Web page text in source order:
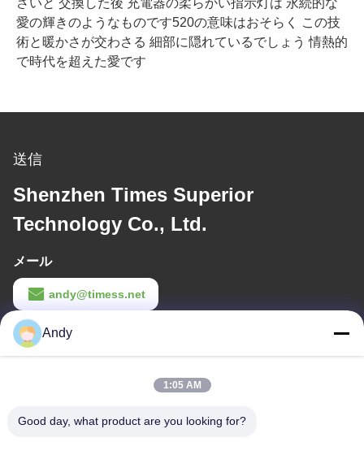
さいと 交換した後 充電器の柔らかい指示灯は 永続的な
愛の輝きのようなものです520の意味はおそらく この技
術と暖かさが交わさる 細部に隠れているでしょう 情熱的
で時代を超えた愛です
送信
Shenzhen Times Superior
Technology Co., Ltd.
メール
andy@timess.net
作業時間
9:00-18:00
会社の住所
Andy
1:05 AM
Good day, what product are you looking for?